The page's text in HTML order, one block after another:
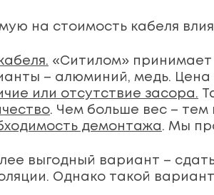
на стоимость кабеля
«Ситилом»
– алюминий, медь. Цена
или отсутствие засора.
. Чем больше вес –
демонтажа. Мы
выгодный вариант –
Однако такой